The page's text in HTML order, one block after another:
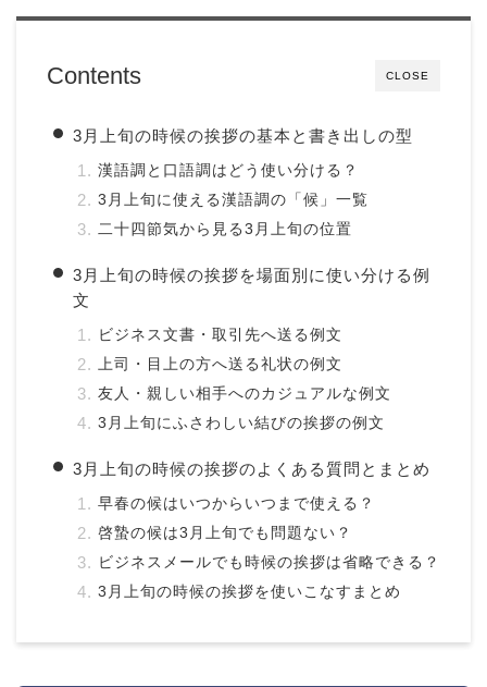
CLOSE
Contents
3月上旬の時候の挨拶の基本と書き出しの型
漢語調と口語調はどう使い分ける？
3月上旬に使える漢語調の「候」一覧
二十四節気から見る3月上旬の位置
3月上旬の時候の挨拶を場面別に使い分ける例
文
ビジネス文書・取引先へ送る例文
上司・目上の方へ送る礼状の例文
友人・親しい相手へのカジュアルな例文
3月上旬にふさわしい結びの挨拶の例文
3月上旬の時候の挨拶のよくある質問とまとめ
早春の候はいつからいつまで使える？
啓蟄の候は3月上旬でも問題ない？
ビジネスメールでも時候の挨拶は省略できる？
3月上旬の時候の挨拶を使いこなすまとめ